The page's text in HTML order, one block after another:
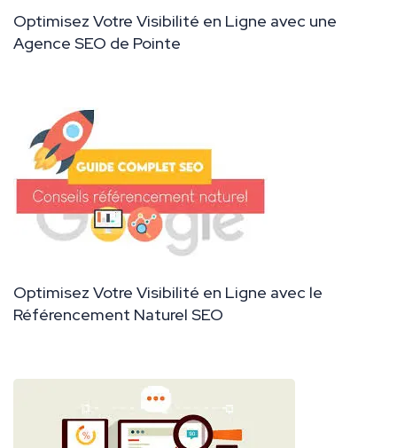
Optimisez Votre Visibilité en Ligne avec une
Agence SEO de Pointe
Optimisez Votre Visibilité en Ligne avec le
Référencement Naturel SEO